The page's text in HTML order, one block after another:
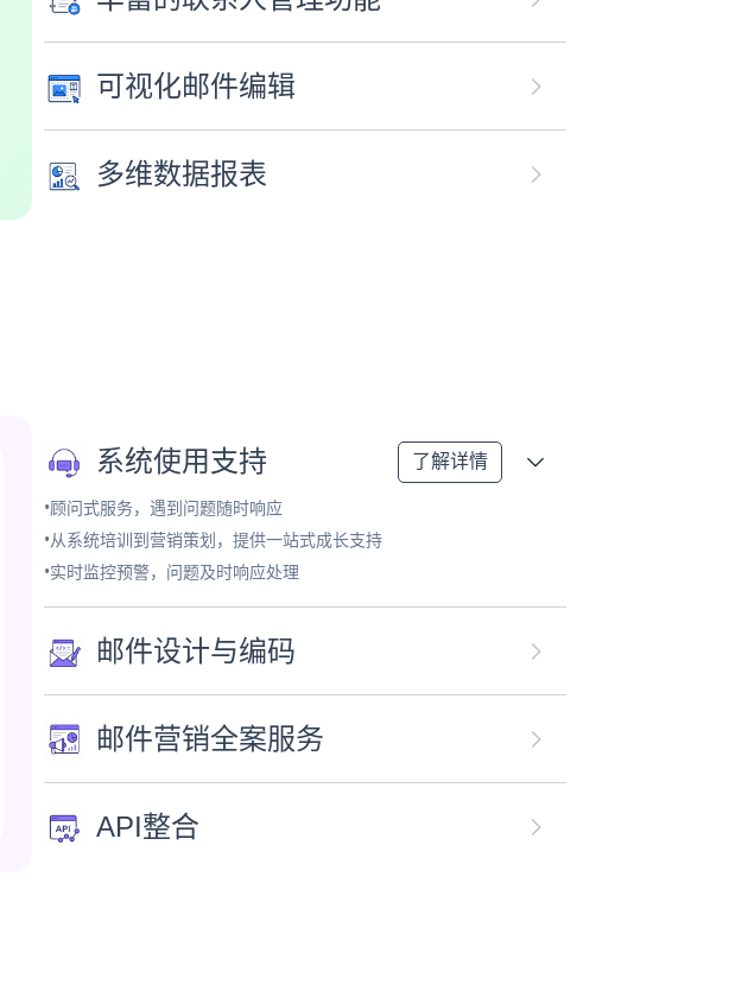
可视化邮件编辑
多维数据报表
系统使用支持 了解详情
•顾问式服务，遇到问题随时响应
•从系统培训到营销策划，提供一站式成长支持
•实时监控预警，问题及时响应处理
邮件设计与编码
邮件营销全案服务
API整合